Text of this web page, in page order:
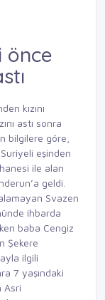
önce
kızını
astı sonra
bilgilere göre,
Suriyeli eşinden
ile alan
geldi.
Svazen
ihbarda
baba Cengiz
Şekere
ilgili
7 yaşındaki
Asri